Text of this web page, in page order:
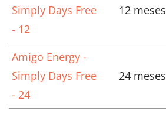
Simply Days Free
- 12
12 meses
Amigo Energy -
Simply Days Free
- 24
24 meses